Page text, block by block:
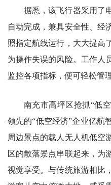
据悉，该飞行器采用了
自动完成，兼具安全性、经
照指定航线运行，大大提高
为操作失误的风险。工作人
监控各项指标，便可轻松管
南充市高坪区抢抓“低
领先的“低空经济”企业亿航
周边景点的载人无人机低空
区的散落景点串联起来，为
视觉享受。与传统旅游相比